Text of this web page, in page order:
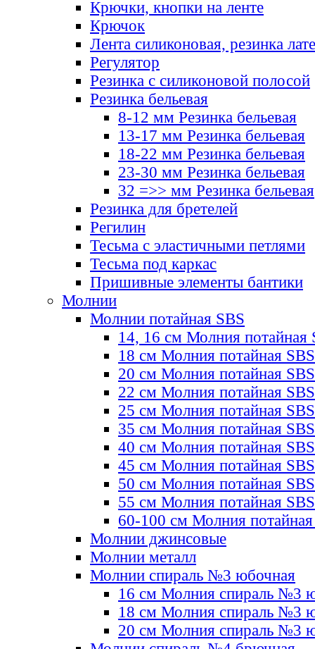
Крючки, кнопки на ленте
Крючок
Лента силиконовая, резинка
Регулятор
Резинка с силиконовой полосой
Резинка бельевая
8-12 мм Резинка бельевая
13-17 мм Резинка бельевая
18-22 мм Резинка бельевая
23-30 мм Резинка бельевая
32 =>> мм Резинка бельевая
Резинка для бретелей
Регилин
Тесьма с эластичными петлями
Тесьма под каркас
Пришивные элементы бантики
Молнии
Молнии потайная SBS
14, 16 см Молния потайная
18 см Молния потайная SBS
20 см Молния потайная SBS
22 см Молния потайная SBS
25 см Молния потайная SBS
35 см Молния потайная SBS
40 см Молния потайная SBS
45 см Молния потайная SBS
50 см Молния потайная SBS
55 см Молния потайная SBS
60-100 см Молния
Молнии джинсовые
Молнии металл
Молнии спираль №3 юбочная
16 см Молния спираль №3
18 см Молния спираль №3
20 см Молния спираль №3